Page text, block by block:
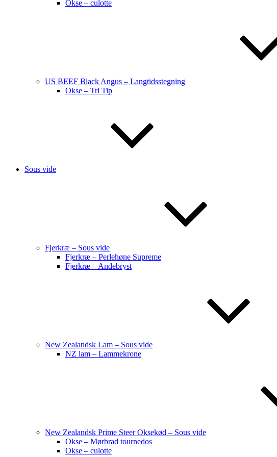
Okse – culotte
US BEEF Black Angus – Langtidsstegning
Okse – Tri Tip
Sous vide
Fjerkræ – Sous vide
Fjerkræ – Perlehøne Supreme
Fjerkræ – Andebryst
New Zealandsk Lam – Sous vide
NZ lam – Lammekrone
New Zealandsk Prime Steer Oksekød – Sous vide
Okse – Mørbrad tournedos
Okse – culotte